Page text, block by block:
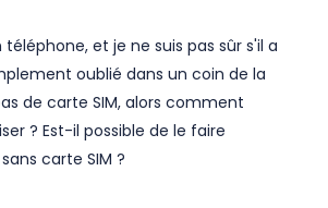
et je ne suis pas sûr s'il a
oublié dans un coin de la
de carte SIM, alors comment
? Est-il possible de le faire
carte SIM ?